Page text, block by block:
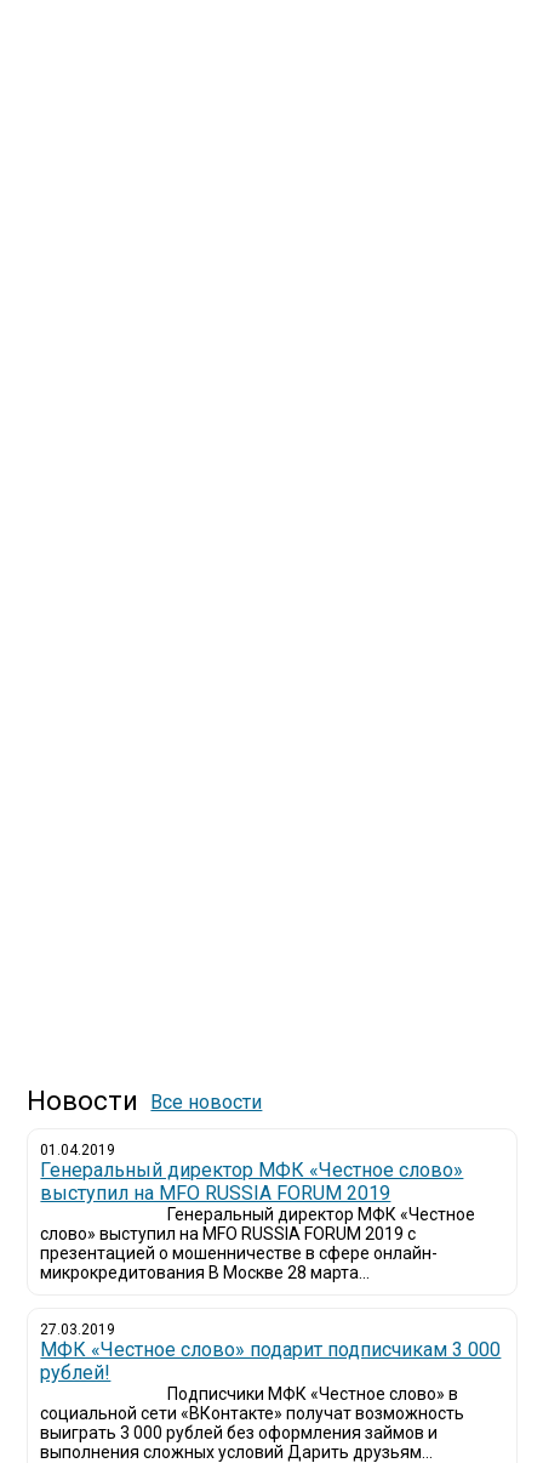
Новости Все новости
01.04.2019
Генеральный директор МФК «Честное слово»
выступил на MFO RUSSIA FORUM 2019
Генеральный директор МФК «Честное
слово» выступил на MFO RUSSIA FORUM 2019 с
презентацией о мошенничестве в сфере онлайн-
микрокредитования В Москве 28 марта...
27.03.2019
МФК «Честное слово» подарит подписчикам 3 000
рублей!
Подписчики МФК «Честное слово» в
социальной сети «ВКонтакте» получат возможность
выиграть 3 000 рублей без оформления займов и
выполнения сложных условий Дарить друзьям...